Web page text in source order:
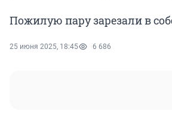
Пожилую пару зарезали в
25 июня 2025, 18:45 6 686